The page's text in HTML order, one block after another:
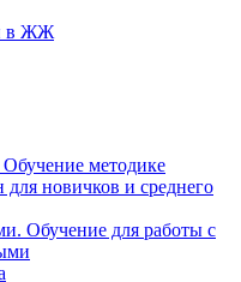
методике
новичков и среднего
Обучение для работы с